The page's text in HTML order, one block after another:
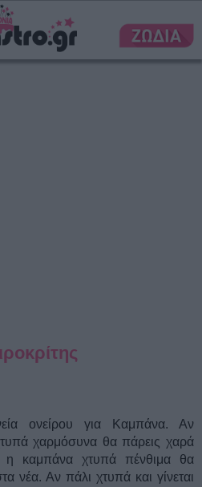
ονείρου για Καμπάνα. Αν
χαρμόσυνα θα πάρεις χαρά
καμπάνα χτυπά πένθιμα θα
νέα. Αν πάλι χτυπά και γίνεται